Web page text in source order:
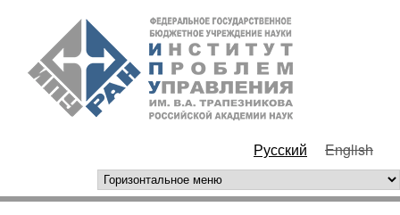
Перейти к основному
содержанию
РАН
Русский English
горизонтальное меню